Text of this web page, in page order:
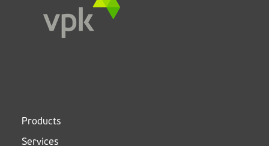
Products
Services